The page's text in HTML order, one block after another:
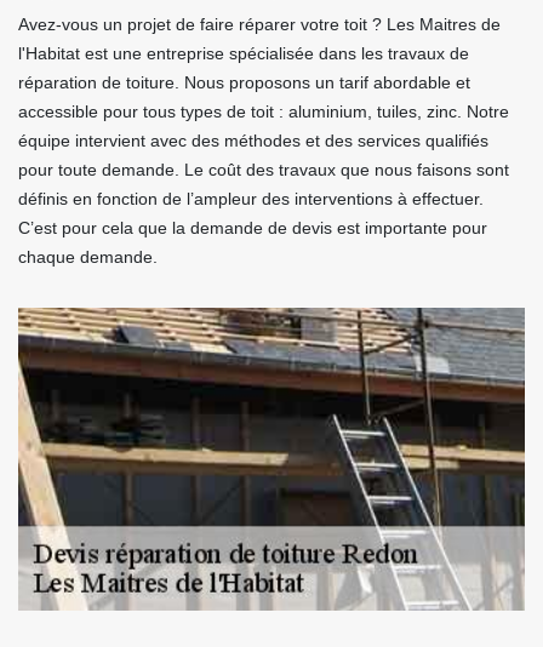
Avez-vous un projet de faire réparer votre toit ? Les Maitres de
l'Habitat est une entreprise spécialisée dans les travaux de
réparation de toiture. Nous proposons un tarif abordable et
accessible pour tous types de toit : aluminium, tuiles, zinc. Notre
équipe intervient avec des méthodes et des services qualifiés
pour toute demande. Le coût des travaux que nous faisons sont
définis en fonction de l’ampleur des interventions à effectuer.
C’est pour cela que la demande de devis est importante pour
chaque demande.